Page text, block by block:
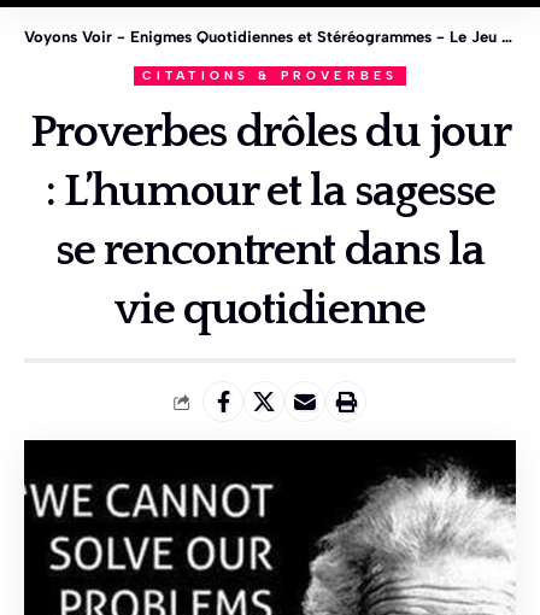
Voyons Voir - Enigmes Quotidiennes et Stéréogrammes - Le Jeu des 1%
CITATIONS & PROVERBES
Proverbes drôles du jour
: L’humour et la sagesse
se rencontrent dans la
vie quotidienne